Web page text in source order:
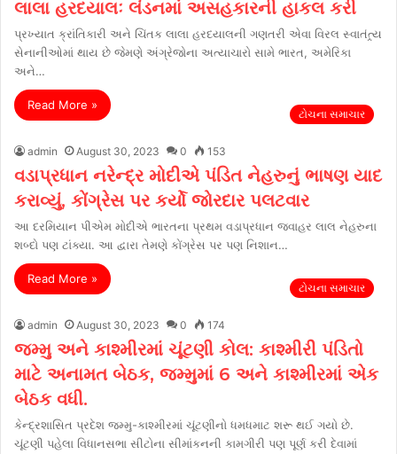
લાલા હરદયાલઃ લંડનમાં અસહકારની હાકલ કરી
પ્રખ્યાત ક્રાંતિકારી અને ચિંતક લાલા હરદયાલની ગણતરી એવા વિરલ સ્વાતંત્ર્ય
સેનાનીઓમાં થાય છે જેમણે અંગ્રેજોના અત્યાચારો સામે ભારત, અમેરિકા
અને…
Read More »
ટોચના સમાચાર
admin August 30, 2023 0 153
વડાપ્રધાન નરેન્દ્ર મોદીએ પંડિત નેહરુનું ભાષણ યાદ
કરાવ્યું, કોંગ્રેસ પર કર્યો જોરદાર પલટવાર
આ દરમિયાન પીએમ મોદીએ ભારતના પ્રથમ વડાપ્રધાન જવાહર લાલ નેહરુના
શબ્દો પણ ટાંક્યા. આ દ્વારા તેમણે કોંગ્રેસ પર પણ નિશાન…
Read More »
ટોચના સમાચાર
admin August 30, 2023 0 174
જમ્મુ અને કાશ્મીરમાં ચૂંટણી કોલ: કાશ્મીરી પંડિતો
માટે અનામત બેઠક, જમ્મુમાં 6 અને કાશ્મીરમાં એક
બેઠક વધી.
કેન્દ્રશાસિત પ્રદેશ જમ્મુ-કાશ્મીરમાં ચૂંટણીનો ધમધમાટ શરૂ થઈ ગયો છે.
ચૂંટણી પહેલા વિધાનસભા સીટોના ​​સીમાંકનની કામગીરી પણ પૂર્ણ કરી દેવામાં